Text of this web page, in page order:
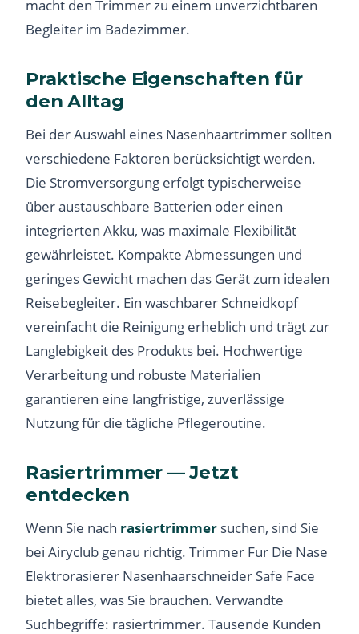
macht den Trimmer zu einem unverzichtbaren
Begleiter im Badezimmer.
Praktische Eigenschaften für
den Alltag
Bei der Auswahl eines Nasenhaartrimmer sollten
verschiedene Faktoren berücksichtigt werden.
Die Stromversorgung erfolgt typischerweise
über austauschbare Batterien oder einen
integrierten Akku, was maximale Flexibilität
gewährleistet. Kompakte Abmessungen und
geringes Gewicht machen das Gerät zum idealen
Reisebegleiter. Ein waschbarer Schneidkopf
vereinfacht die Reinigung erheblich und trägt zur
Langlebigkeit des Produkts bei. Hochwertige
Verarbeitung und robuste Materialien
garantieren eine langfristige, zuverlässige
Nutzung für die tägliche Pflegeroutine.
Rasiertrimmer — Jetzt
entdecken
Wenn Sie nach rasiertrimmer suchen, sind Sie
bei Airyclub genau richtig. Trimmer Fur Die Nase
Elektrorasierer Nasenhaarschneider Safe Face
bietet alles, was Sie brauchen. Verwandte
Suchbegriffe: rasiertrimmer. Tausende Kunden